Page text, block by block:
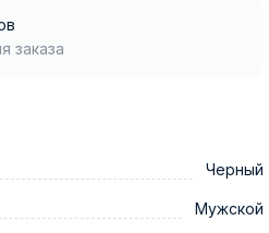
заказа
Черный
Мужской